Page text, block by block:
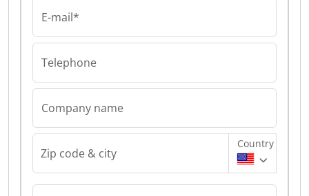
E-mail*
Telephone
Company name
Zip code & city
Country